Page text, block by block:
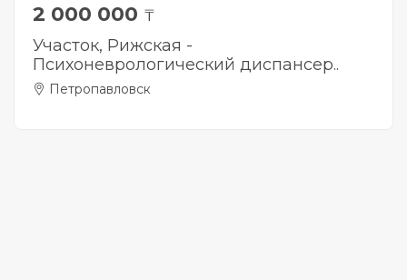
2 000 000 ₸
Участок, Рижская -
Психоневрологический диспансер..
Петропавловск